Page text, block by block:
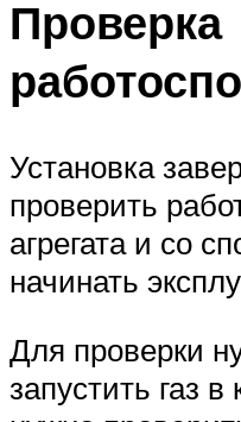
Проверка
Установка
проверить
агрегата и со
начинать
Для проверки
запустить газ в